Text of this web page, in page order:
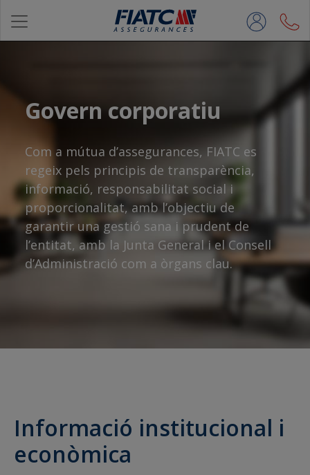
Salta al contingut principal
Govern corporatiu
Com a mútua d’assegurances, FIATC es
regeix pels principis de transparència,
informació, responsabilitat social i
proporcionalitat, amb l’objectiu de
garantir una gestió sana i prudent de
l’entitat, amb la Junta General i el Consell
d’Administració com a òrgans clau.
Informació institucional i
econòmica